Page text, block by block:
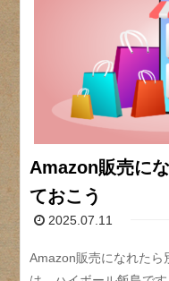
Amazon販売に
ておこう
2025.07.11
Amazon販売になれたら